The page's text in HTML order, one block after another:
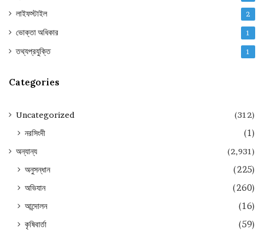
লাইফস্টাইল 2
ভোক্তা অধিকার 1
তথ্যপ্রযুক্তি 1
Categories
Uncategorized (312)
নরসিংদী (1)
অন্যান্য (2,931)
অনুসন্ধান
(225)
অভিযান
(260)
আন্দোলন
(16)
কৃষিবার্তা
(59)